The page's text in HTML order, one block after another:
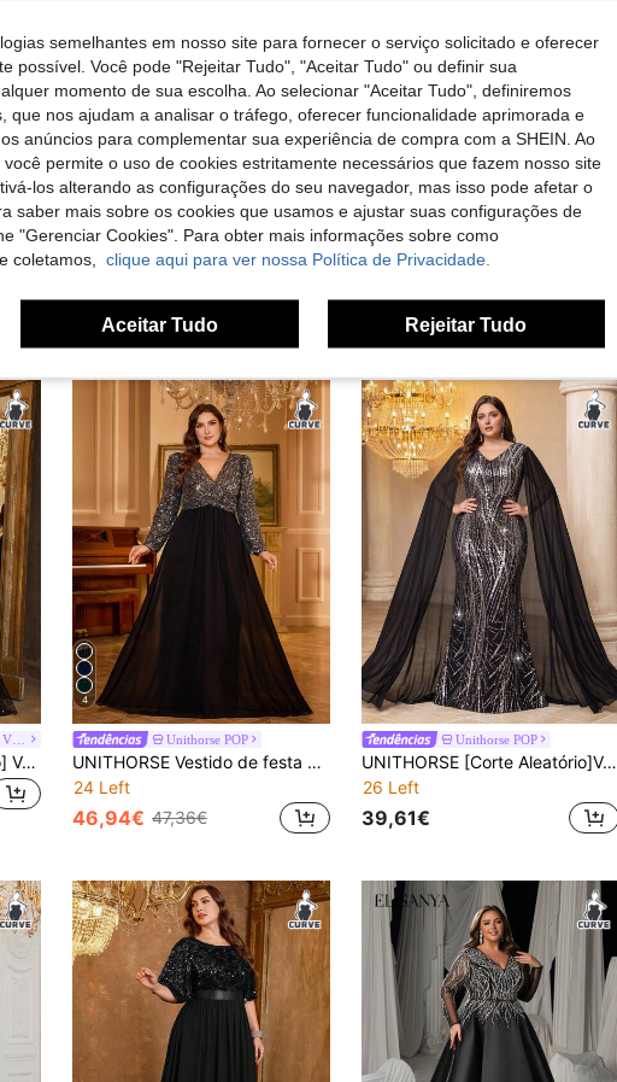
Útil (0)
SUPGIR [Tamanho Aleatório] Vestido de Festa Elegante para Mulher Plus Size, Decote em V, Mangas Lanterna, Lantejoulas e Patchwork, Preto, para Casamento e Outono
4
Unithorse POP
UNITHORSE Vestido de festa princesa com decote em V, manga comprida, plissado, com glitter, em chiffon
24 Left
46,94€ 47,36€
Unithorse POP
UNITHORSE [Corte Aleatório]Vestido de Noite em Chiffon com Lantejoulas e Patchwork
26 Left
39,61€
semelhantes em nosso site para fornecer o serviço solicitado e oferecer
possível. Você pode "Rejeitar Tudo", "Aceitar Tudo" ou definir sua
momento de sua escolha. Ao selecionar "Aceitar Tudo", definiremos
que nos ajudam a analisar o tráfego, oferecer funcionalidade aprimorada e
anúncios para complementar sua experiência de compra com a SHEIN. Ao
permite o uso de cookies estritamente necessários que fazem nosso site
los alterando as configurações do seu navegador, mas isso pode afetar o
saber mais sobre os cookies que usamos e ajustar suas configurações de
"Gerenciar Cookies". Para obter mais informações sobre como
coletamos, clique aqui para ver nossa Política de Privacidade.
Aceitar Tudo Rejeitar Tudo